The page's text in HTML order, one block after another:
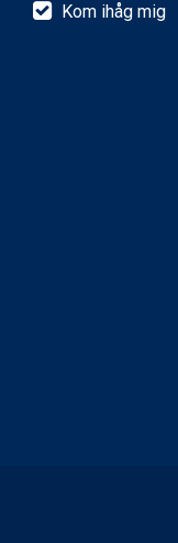
Kom ihåg mig